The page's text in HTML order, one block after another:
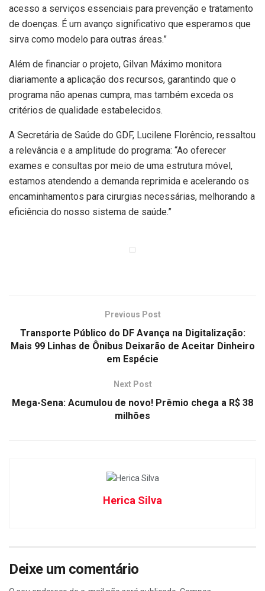
acesso a serviços essenciais para prevenção e tratamento
de doenças. É um avanço significativo que esperamos que
sirva como modelo para outras áreas.”
Além de financiar o projeto, Gilvan Máximo monitora
diariamente a aplicação dos recursos, garantindo que o
programa não apenas cumpra, mas também exceda os
critérios de qualidade estabelecidos.
A Secretária de Saúde do GDF, Lucilene Florêncio, ressaltou
a relevância e a amplitude do programa: “Ao oferecer
exames e consultas por meio de uma estrutura móvel,
estamos atendendo a demanda reprimida e acelerando os
encaminhamentos para cirurgias necessárias, melhorando a
eficiência do nosso sistema de saúde.”
Previous Post
Transporte Público do DF Avança na Digitalização:
Mais 99 Linhas de Ônibus Deixarão de Aceitar Dinheiro
em Espécie
Next Post
Mega-Sena: Acumulou de novo! Prêmio chega a R$ 38
milhões
Herica Silva
Deixe um comentário